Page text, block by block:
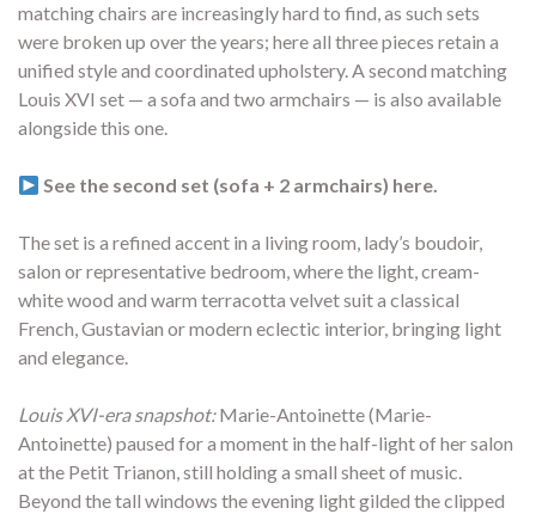
matching chairs are increasingly hard to find, as such sets
were broken up over the years; here all three pieces retain a
unified style and coordinated upholstery. A second matching
Louis XVI set — a sofa and two armchairs — is also available
alongside this one.
See the second set (sofa + 2 armchairs) here.
The set is a refined accent in a living room, lady’s boudoir,
salon or representative bedroom, where the light, cream-
white wood and warm terracotta velvet suit a classical
French, Gustavian or modern eclectic interior, bringing light
and elegance.
Louis XVI-era snapshot:Marie-Antoinette (Marie-
Antoinette) paused for a moment in the half-light of her salon
at the Petit Trianon, still holding a small sheet of music.
Beyond the tall windows the evening light gilded the clipped